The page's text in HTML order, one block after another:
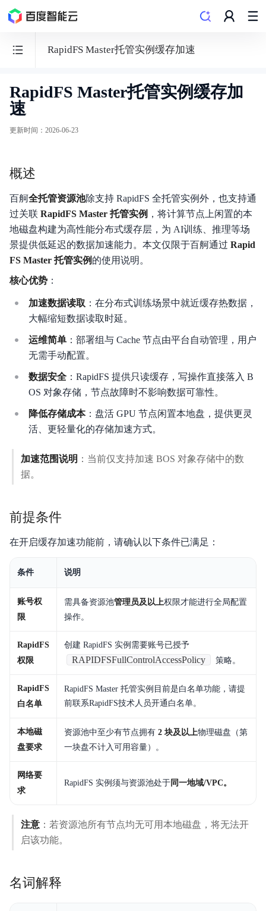
RapidFS Master托管实例缓存加速
百
度
百
AI
算
平
台
功能发布记录
产品描述
快速入门
产品定价
操作指南
最佳实践
常见问题
服务等级协议SLA
RapidFS Master托管实例缓存加
速
更新时间 ： 2026-06-23
概述
百舸全托管资源池除支持 RapidFS 全托管实例外，也支持通
过关联 RapidFS Master 托管实例 ，将计算节点上闲置的本
地磁盘构建为高性能分布式缓存层，为 AI训练、推理等场
景提供低延迟的数据加速能力。本文仅限于百舸通过 Rapid
FS Master 托管实例 的使用说明。
核心优势 ：
加速数据读取 ：在分布式训练场景中就近缓存热数据，
大幅缩短数据读取时延。
运维简单 ：部署组与 Cache 节点由平台自动管理，用户
无需手动配置。
数据安全 ：RapidFS 提供只读缓存，写操作直接落入 B
OS 对象存储，节点故障时不影响数据可靠性。
降低存储成本：盘活 GPU 节点闲置本地盘，提供更灵
活、更轻量化的存储加速方式。
加速范围说明 ：当前仅支持加速 BOS 对象存储中的数
据。
前提条件
在开启缓存加速功能前，请确认以下条件已满足：
条件 说明
账号权
限
需具备资源池管理员及以上权限才能进行全局配置
操作。
RapidFS
权限
创建 RapidFS 实例需要账号已授予
RAPIDFSFullControlAccessPolicy 策略。
RapidFS
白名单
RapidFS Master 托管实例目前是白名单功能，请提
前联系RapidFS技术人员开通白名单。
本地磁
盘要求
资源池中至少有节点拥有 2 块及以上物理磁盘（第
一块盘不计入可用容量）。
网络要
求
RapidFS 实例须与资源池处于 同一地域/VPC。
注意 ：若资源池所有节点均无可用本地磁盘，将无法开
启该功能。
名词解释